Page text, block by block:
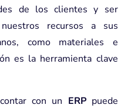
de los clientes y ser
recursos a sus
como materiales e
es la herramienta clave
con un ERP puede